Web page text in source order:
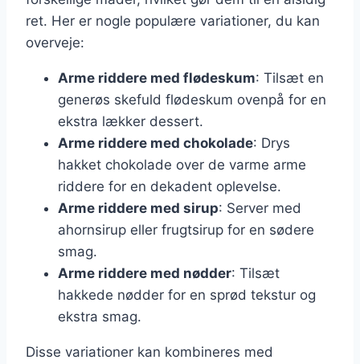
ret. Her er nogle populære variationer, du kan
overveje:
Arme riddere med flødeskum: Tilsæt en
generøs skefuld flødeskum ovenpå for en
ekstra lækker dessert.
Arme riddere med chokolade: Drys
hakket chokolade over de varme arme
riddere for en dekadent oplevelse.
Arme riddere med sirup: Server med
ahornsirup eller frugtsirup for en sødere
smag.
Arme riddere med nødder: Tilsæt
hakkede nødder for en sprød tekstur og
ekstra smag.
Disse variationer kan kombineres med